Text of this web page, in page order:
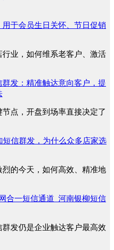
于会员生日关怀、节日促销
业，如何维系老客户、激活
发：精准触达意向客户，提
点，开盘到场率直接决定了
短信群发，为什么众多店家选
的今天，如何高效、精准地
合一短信通道_河南银柳短信
发仍是企业触达客户最高效